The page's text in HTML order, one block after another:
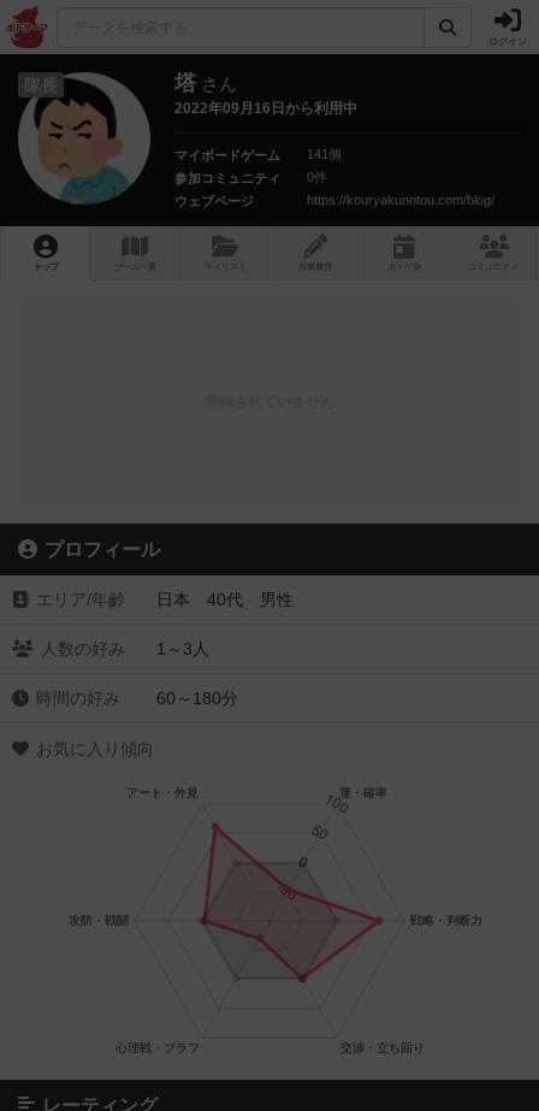
ログイン
隊長 塔 さん
2022年09月16日から利用中
マイボードゲーム
141個
参加コミュニティ
0件
ウェブページ
https://kouryakunotou.com/blog/
トップ ゲーム一覧 マイリスト 投稿履歴 ボ ドゲ コミュニティ
プロフィール
エリア/年齡 日本 40代 男性
人数の好み 1～3人
時間の好み 60～180分
お気に入り傾向
レーティング